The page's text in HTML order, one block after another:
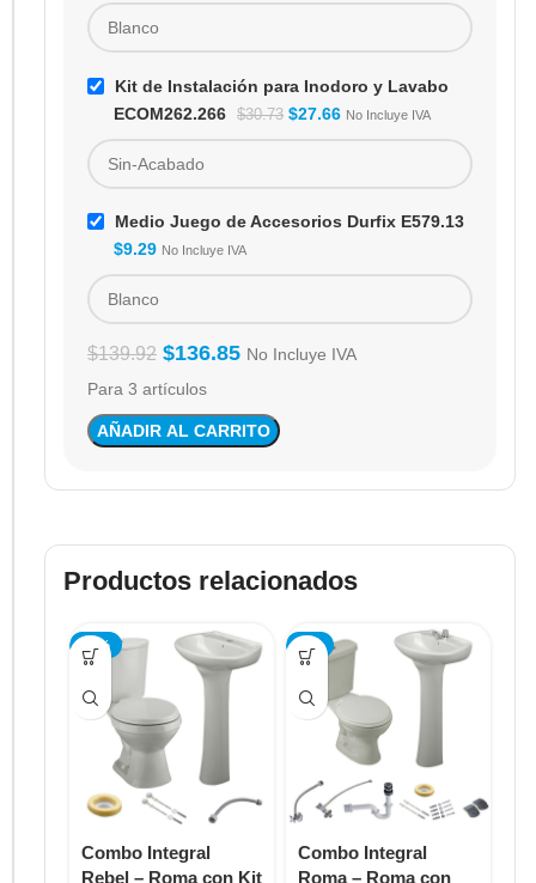
Kit de Instalación para Inodoro y Lavabo
ECOM262.266
$30.73 $27.66 No Incluye IVA
Medio Juego de Accesorios Durfix E579.13
$9.29 No Incluye IVA
$139.92 $136.85 No Incluye IVA
Para 3 artículos
AÑADIR AL CARRITO
Productos relacionados
-12%
Combo Integral
Rebel – Roma con Kit
Combo Integral
Roma – Roma con